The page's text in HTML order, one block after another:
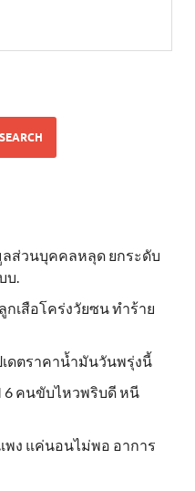
SEARCH
ลส่วนบุคคลหลุด ยกระดับ
บ.
เสือโคร่งวัยซน ทำร้าย
ดตราคาน้ำมันวันพรุ่งนี้
6 คนขับไหวพริบดี หนี
พง แค่นอนไม่พอ อาการ